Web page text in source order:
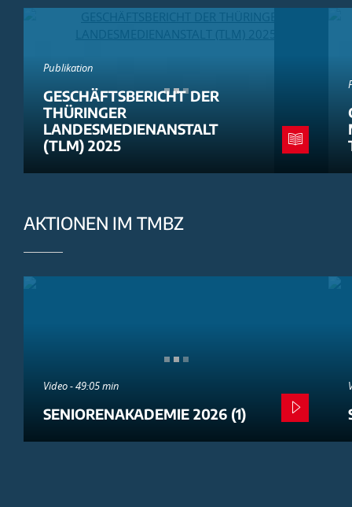
Publikation
GESCHÄFTSBERICHT DER
THÜRINGER
LANDESMEDIENANSTALT
(TLM) 2025
AKTIONEN IM TMBZ
Video - 49:05 min
SENIORENAKADEMIE 2026 (1)